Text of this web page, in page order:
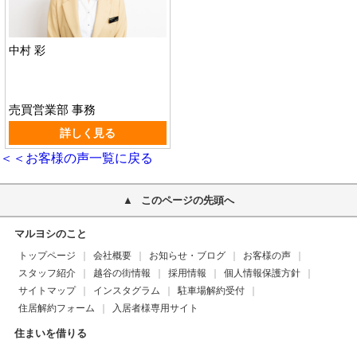
中村 彩
売買営業部 事務
詳しく見る
＜＜お客様の声一覧に戻る
このページの先頭へ
マルヨシのこと
トップページ 会社概要 お知らせ・ブログ
お客様の声
スタッフ紹介
越谷の街情報 採用情報
個人情報保護方針
サイトマップ
インスタグラム
駐車場解約受付
住居解約フォーム
入居者様専用サイト
住まいを借りる